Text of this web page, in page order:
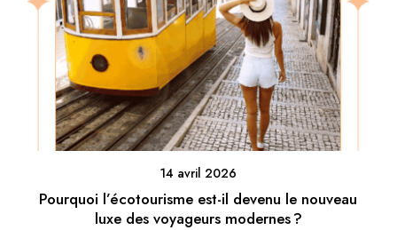
14 avril 2026
Pourquoi l’écotourisme est-il devenu le nouveau
luxe des voyageurs modernes ?